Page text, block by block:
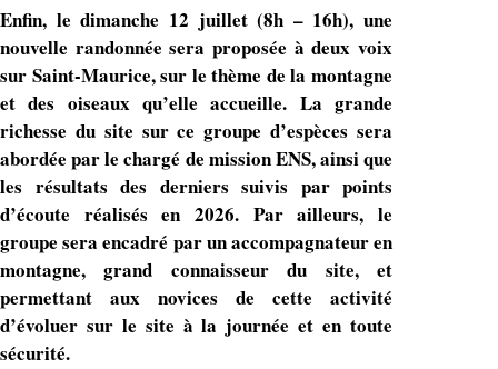
Enfin, le dimanche 12 juillet (8h – 16h), une
nouvelle randonnée sera proposée à deux voix
sur Saint-Maurice, sur le thème de la montagne
et des oiseaux qu’elle accueille. La grande
richesse du site sur ce groupe d’espèces sera
abordée par le chargé de mission ENS, ainsi que
les résultats des derniers suivis par points
d’écoute réalisés en 2026. Par ailleurs, le
groupe sera encadré par un accompagnateur en
montagne, grand connaisseur du site, et
permettant aux novices de cette activité
d’évoluer sur le site à la journée et en toute
sécurité.